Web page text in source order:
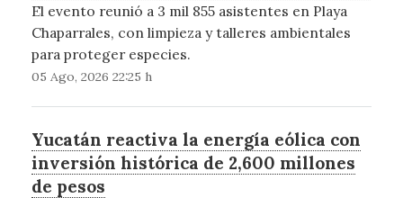
El evento reunió a 3 mil 855 asistentes en Playa
Chaparrales, con limpieza y talleres ambientales
para proteger especies.
05 Ago, 2026 22:25 h
Yucatán reactiva la energía eólica con
inversión histórica de 2,600 millones
de pesos